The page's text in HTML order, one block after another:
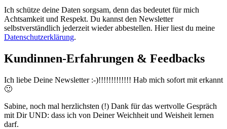
Ich schütze deine Daten sorgsam, denn das bedeutet für mich
Achtsamkeit und Respekt. Du kannst den Newsletter
selbstverständlich jederzeit wieder abbestellen. Hier liest du meine
Datenschutzerklärung.
Kundinnen-Erfahrungen & Feedbacks
Ich liebe Deine Newsletter :-)!!!!!!!!!!!!! Hab mich sofort mit erkannt
🙂
Sabine, noch mal herzlichsten (!) Dank für das wertvolle Gespräch
mit Dir UND: dass ich von Deiner Weichheit und Weisheit lernen
darf.